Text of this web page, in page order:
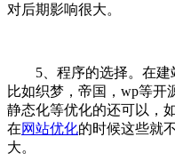
对后期影响很大。
5、程序的选择。在建
比如织梦，帝国，wp等开
静态化等优化的还可以，
在网站优化的时候这些就
大。